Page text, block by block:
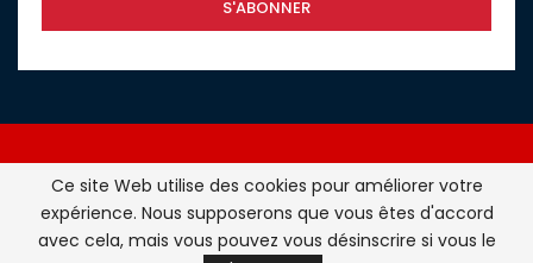
Atlasinfo.fr : l'essentiel de l'actualité de la France et du
Maghreb © Tous Droits Réservés - Atlasinfo- 2026
Ce site Web utilise des cookies pour améliorer votre
expérience. Nous supposerons que vous êtes d'accord
avec cela, mais vous pouvez vous désinscrire si vous le